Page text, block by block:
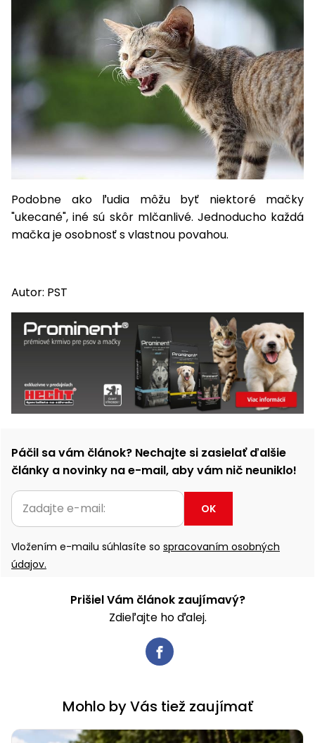
Odhŕňače
Postrekovače
Príslušenstvo
Podobne ako ľudia môžu byť niektoré mačky
"ukecané", iné sú skôr mlčanlivé. Jednoducho každá
mačka je osobnosť s vlastnou povahou.
Autor: PST
Páčil sa vám článok? Nechajte si zasielať ďalšie
články a novinky na e-mail, aby vám nič neuniklo!
OK
Vložením e-mailu súhlasíte so spracovaním osobných
údajov.
Prišiel Vám článok zaujímavý?
Zdieľajte ho ďalej.
Mohlo by Vás tiež zaujímať